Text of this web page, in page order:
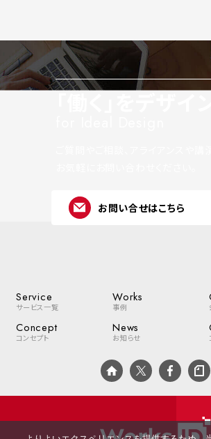
お問い合せはこちら
Service
サービス一覧
Works
事例
Concept
コンセプト
News
お知らせ